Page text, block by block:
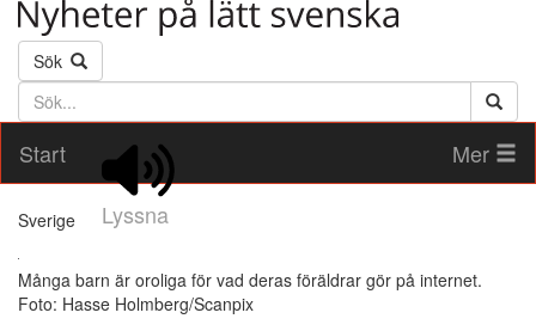
Sök
Söktext
Start
Lyssna
Mer
Sverige
Många barn är oroliga för vad deras föräldrar gör på internet.
Foto: Hasse Holmberg/Scanpix